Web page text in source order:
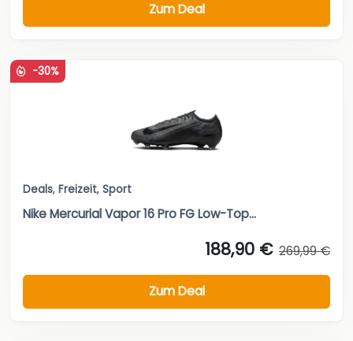
Zum Deal
-30%
Deals, Freizeit, Sport
Nike Mercurial Vapor 16 Pro FG Low-Top...
188,90 € 269,99 €
Zum Deal